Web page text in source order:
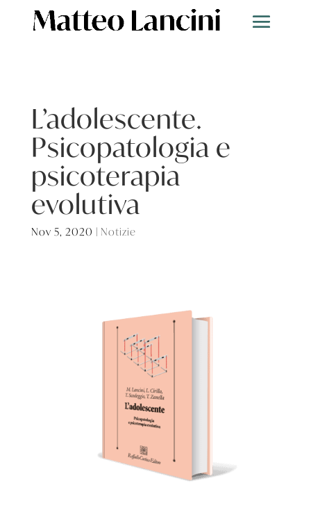
L’adolescente.
Psicopatologia e
psicoterapia
evolutiva
Nov 5, 2020 | Notizie